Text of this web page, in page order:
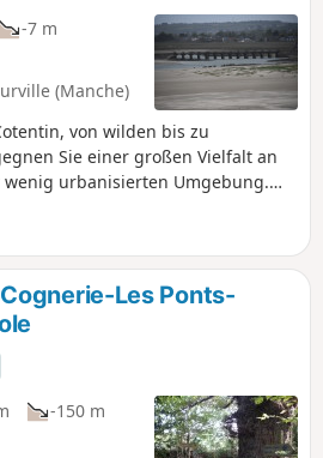
-7 m
(Manche)
von wilden bis zu
Sie einer großen Vielfalt an
urbanisierten Umgebung.
herrliche Landschaft.
Les Ponts-
-150 m